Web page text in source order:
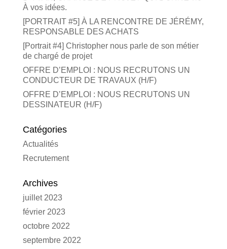
À vos idées.
[PORTRAIT #5] À LA RENCONTRE DE JÉRÉMY,
RESPONSABLE DES ACHATS
[Portrait #4] Christopher nous parle de son métier
de chargé de projet
OFFRE D’EMPLOI : NOUS RECRUTONS UN
CONDUCTEUR DE TRAVAUX (H/F)
OFFRE D’EMPLOI : NOUS RECRUTONS UN
DESSINATEUR (H/F)
Catégories
Actualités
Recrutement
Archives
juillet 2023
février 2023
octobre 2022
septembre 2022